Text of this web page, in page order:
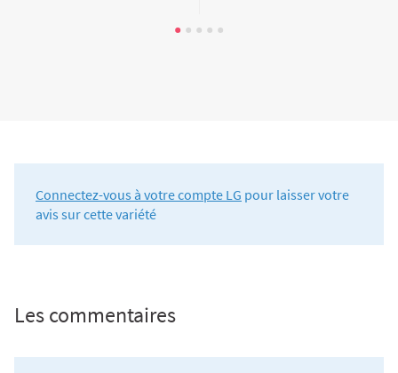
Connectez-vous à votre compte LG pour laisser votre
avis sur cette variété
Les commentaires